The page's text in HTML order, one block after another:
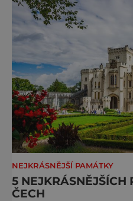
NEJKRÁSNĚJŠÍ PAMÁTKY
5 NEJKRÁSNĚJŠÍCH
ČECH